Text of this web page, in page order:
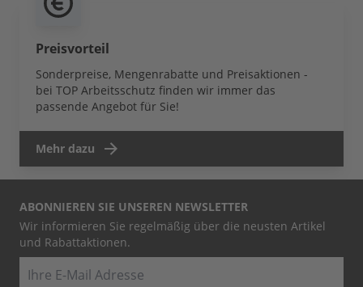
Preisvorteil
Sonderpreise, Mengenrabatte und Preisaktionen -
bei TOP Arbeitsschutz finden wir immer das
passende Angebot für Sie!
Mehr dazu
ABONNIEREN SIE UNSEREN NEWSLETTER
Wir informieren Sie regelmäßig über die neusten Artikel
und Rabattaktionen.